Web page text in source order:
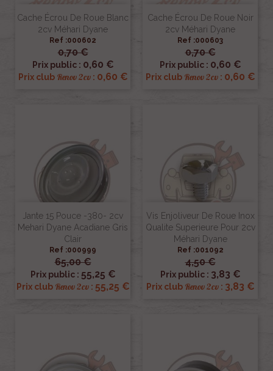
Cache Écrou De Roue Blanc
2cv Méhari Dyane
Ref :000602
0,70 €
Prix public : 0,60 €
Prix club Renov 2cv: 0,60 €
Cache Écrou De Roue Noir
2cv Méhari Dyane
Ref :000603
0,70 €
Prix public : 0,60 €
Prix club Renov 2cv: 0,60 €
Jante 15 Pouce -380- 2cv
Mehari Dyane Acadiane Gris
Clair
Ref :000999
65,00 €
Prix public : 55,25 €
Prix club Renov 2cv: 55,25 €
Vis Enjoliveur De Roue Inox
Qualite Superieure Pour 2cv
Méhari Dyane
Ref :001092
4,50 €
Prix public : 3,83 €
Prix club Renov 2cv: 3,83 €